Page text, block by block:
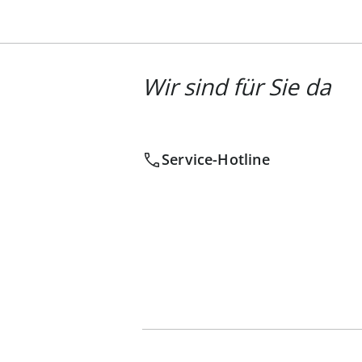
Wir sind für Sie da
Service-Hotline